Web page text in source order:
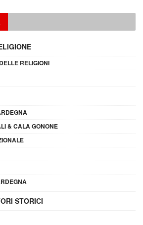
RELIGIONI
& CALA GONONE
STORICI